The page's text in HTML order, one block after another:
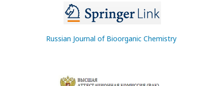
Russian Journal of Bioorganic Chemistry